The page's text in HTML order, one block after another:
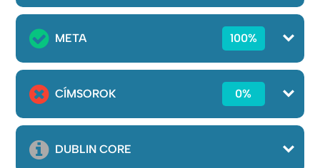
META 100%
CÍMSOROK 0%
DUBLIN CORE